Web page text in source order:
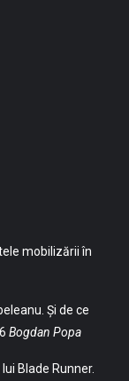
mobilizării în
Și de ce
Bogdan Popa
Blade Runner.